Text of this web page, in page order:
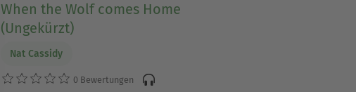
When the Wolf comes Home
(Ungekürzt)
Nat Cassidy
0 Bewertungen